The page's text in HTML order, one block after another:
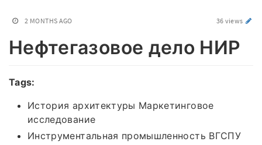
2 MONTHS AGO 36 views
Нефтегазовое дело НИР
Tags:
История архитектуры Маркетинговое
исследование
Инструментальная промышленность ВГСПУ